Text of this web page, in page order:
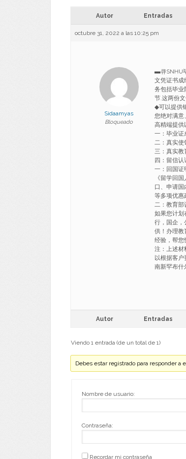
Autor Entradas
octubre 31, 2022 a las 10:25 pm
Sidaamyas
Bloqueado
▬큐SNHU
文凭证书成
务包括毕业
节.这两份
◆可以提供
您绝对满意
高精端提供
一：毕业证
二：真实使
三：真实教
四：留信
一：回国证
《留学回
口、申请
等多项优惠
二：教育部
如果您计划
行，国企，
供！办理教
经验，帮您
注：上述材
以根据客
南新罕布
Autor Entradas
Viendo 1 entrada (de un total de 1)
Debes estar registrado para responder a
Nombre de usuario:
Contraseña:
Recordar mi contraseña